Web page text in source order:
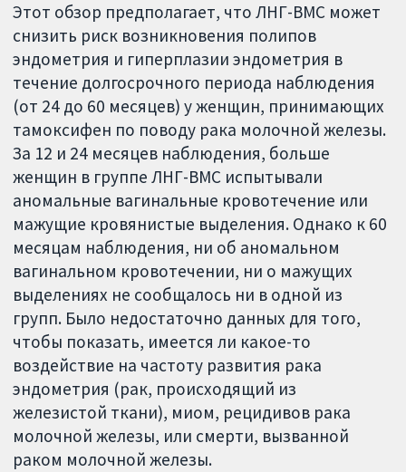
Этот обзор предполагает, что ЛНГ-ВМС может
снизить риск возникновения полипов
эндометрия и гиперплазии эндометрия в
течение долгосрочного периода наблюдения
(от 24 до 60 месяцев) у женщин, принимающих
тамоксифен по поводу рака молочной железы.
За 12 и 24 месяцев наблюдения, больше
женщин в группе ЛНГ-ВМС испытывали
аномальные вагинальные кровотечение или
мажущие кровянистые выделения. Однако к 60
месяцам наблюдения, ни об аномальном
вагинальном кровотечении, ни о мажущих
выделениях не сообщалось ни в одной из
групп. Было недостаточно данных для того,
чтобы показать, имеется ли какое-то
воздействие на частоту развития рака
эндометрия (рак, происходящий из
железистой ткани), миом, рецидивов рака
молочной железы, или смерти, вызванной
раком молочной железы.